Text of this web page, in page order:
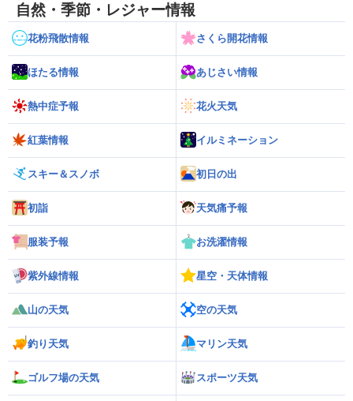
自然・季節・レジャー情報
花粉飛散情報 さくら開花情報
ほたる情報 あじさい情報
熱中症予報 花火天気
紅葉情報 イルミネーション
スキー＆スノボ 初日の出
初詣 天気痛予報
服装予報 お洗濯情報
紫外線情報 星空・天体情報
山の天気 空の天気
釣り天気 マリン天気
ゴルフ場の天気 スポーツ天気